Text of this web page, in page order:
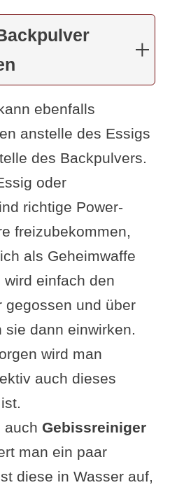
ebenfalls
anstelle des Essigs
des Backpulvers.
oder
richtige Power-
freizubekommen,
als Geheimwaffe
einfach den
gegossen und über
sie dann einwirken.
wird man
auch dieses
auch Gebissreiniger
man ein paar
diese in Wasser auf,